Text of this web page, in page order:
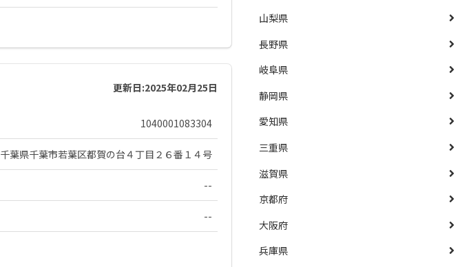
更新日:2025年02月25日
1040001083304
千葉県千葉市若葉区都賀の台４丁目２６番１４号
--
--
山梨県
長野県
岐阜県
静岡県
愛知県
三重県
滋賀県
京都府
大阪府
兵庫県